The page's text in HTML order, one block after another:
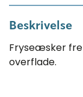
Beskrivelse
Fryseæsker
overflade.